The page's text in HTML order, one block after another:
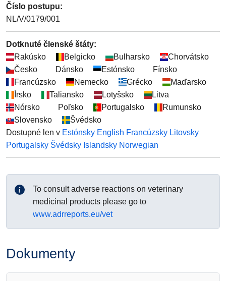
Číslo postupu:
NL/V/0179/001
Dotknuté členské štáty:
Rakúsko
Belgicko Bulharsko
Chorvátsko
Česko
Dánsko Estónsko
Fínsko
Francúzsko
Nemecko Grécko
Maďarsko
Írsko
Taliansko Lotyšsko
Litva
Nórsko
Poľsko Portugalsko
Rumunsko
Slovensko
Švédsko
Dostupné len v Estónsky English Francúzsky Litovsky
Portugalsky Švédsky Islandsky Norwegian
To consult adverse reactions on veterinary
medicinal products please go to
www.adrreports.eu/vet
Dokumenty